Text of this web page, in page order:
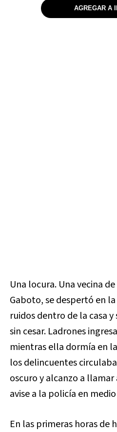
AGREGAR A
Una locura. Una vecina
Gaboto, se despertó en
ruidos dentro de la casa
sin cesar. Ladrones
mientras ella dormía en
los delincuentes
oscuro y alcanzo a llamar
avise a la policía en
En las primeras horas de